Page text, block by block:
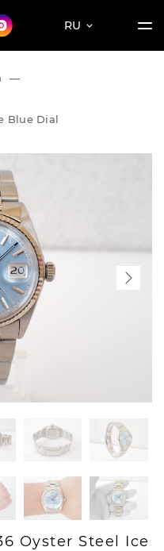
RU
—
Blue Dial
Oyster Steel Ice